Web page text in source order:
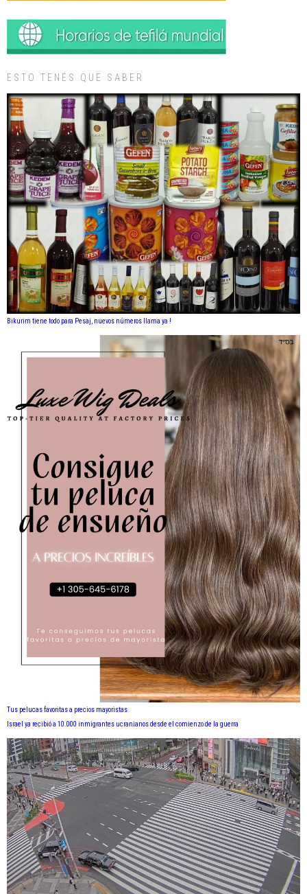
ESTO TENÉS QUE SABER
Bikurim tiene todo para Pesaj, nuevos números llama ya !
Tus pelucas favoritas a precios mayoristas
Israel ya recibió a 10.000 inmigrantes ucranianos desde el comienzo de la guerra